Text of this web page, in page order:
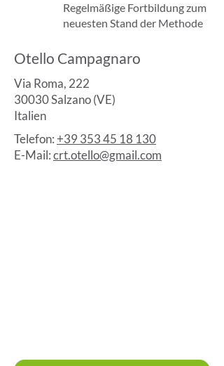
Regelmäßige Fortbildung zum
neuesten Stand der Methode
Otello Campagnaro
Via Roma, 222
30030 Salzano (VE)
Italien
Telefon:+39 353 45 18 130
E-Mail:crt.otello@gmail.com